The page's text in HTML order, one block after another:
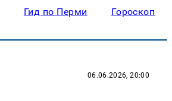
Гид по Перми Гороскопы
06.06.2026, 20:00